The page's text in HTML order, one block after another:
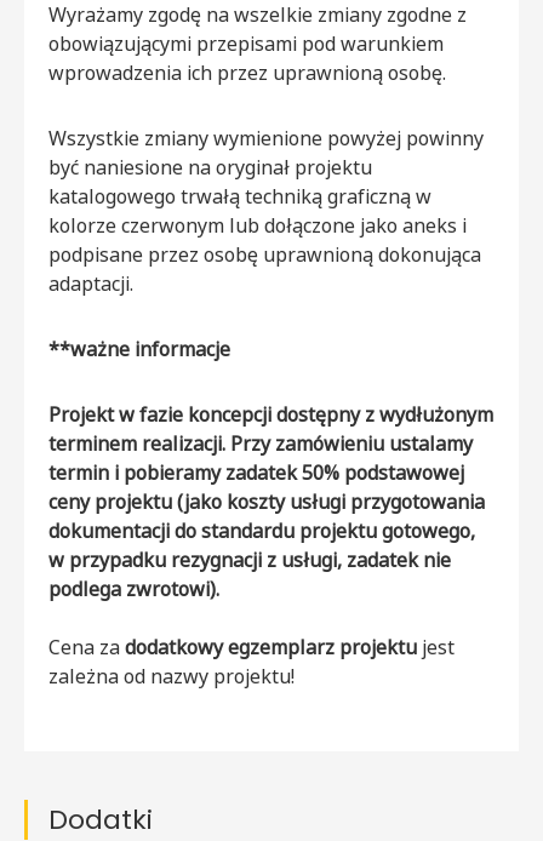
Wyrażamy zgodę na wszelkie zmiany zgodne z
obowiązującymi przepisami pod warunkiem
wprowadzenia ich przez uprawnioną osobę.
Wszystkie zmiany wymienione powyżej powinny
być naniesione na oryginał projektu
katalogowego trwałą techniką graficzną w
kolorze czerwonym lub dołączone jako aneks i
podpisane przez osobę uprawnioną dokonująca
adaptacji.
**ważne informacje
Projekt w fazie koncepcji dostępnyz wydłużonym
terminem realizacji. Przy zamówieniu ustalamy
termin i pobieramy zadatek 50% podstawowej
ceny projektu (jako koszty usługi przygotowania
dokumentacji do standardu projektu gotowego,
w przypadku rezygnacji z usługi, zadatek nie
podlega zwrotowi).
Cena zadodatkowy egzemplarz projektu jest
zależna od nazwy projektu!
Dodatki